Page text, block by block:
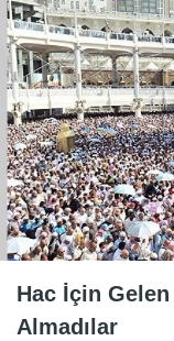
Hac İçin
Almadılar